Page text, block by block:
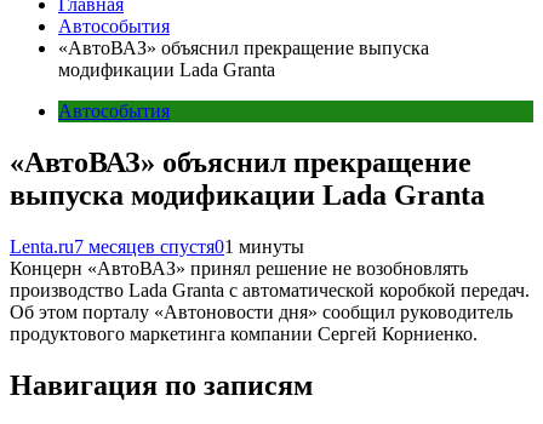
Главная
Автособытия
«АвтоВАЗ» объяснил прекращение выпуска
модификации Lada Granta
Автособытия
«АвтоВАЗ» объяснил прекращение
выпуска модификации Lada Granta
Lenta.ru7 месяцев спустя01 минуты
Концерн «АвтоВАЗ» принял решение не возобновлять
производство Lada Granta с автоматической коробкой передач.
Об этом порталу «Автоновости дня» сообщил руководитель
продуктового маркетинга компании Сергей Корниенко.
Навигация по записям